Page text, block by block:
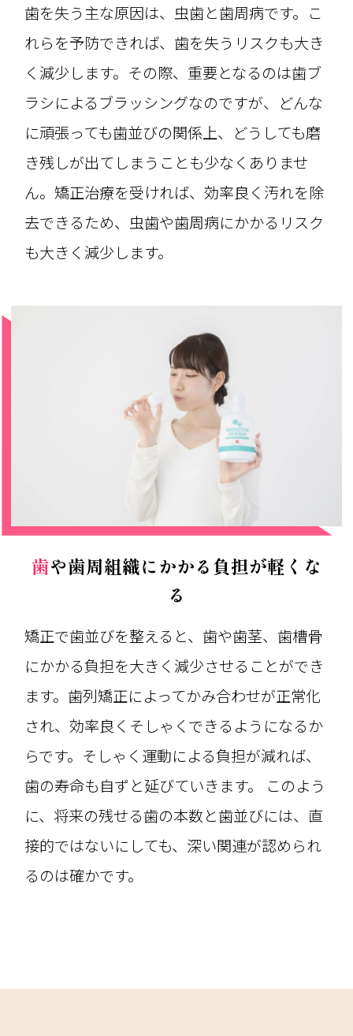
歯を失う主な原因は、虫歯と歯周病です。こ
れらを予防できれば、歯を失うリスクも大き
く減少します。その際、重要となるのは歯ブ
ラシによるブラッシングなのですが、どんな
に頑張っても歯並びの関係上、どうしても磨
き残しが出てしまうことも少なくありませ
ん。矯正治療を受ければ、効率良く汚れを除
去できるため、虫歯や歯周病にかかるリスク
も大きく減少します。
歯や歯周組織にかかる負担が軽くな
る
矯正で歯並びを整えると、歯や歯茎、歯槽骨
にかかる負担を大きく減少させることができ
ます。歯列矯正によってかみ合わせが正常化
され、効率良くそしゃくできるようになるか
らです。そしゃく運動による負担が減れば、
歯の寿命も自ずと延びていきます。 このよう
に、将来の残せる歯の本数と歯並びには、直
接的ではないにしても、深い関連が認められ
るのは確かです。